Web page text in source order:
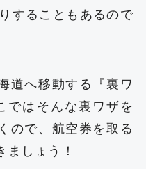
することもあるので
道へ移動する『裏ワ
ではそんな裏ワザを
ので、航空券を取る
しょう！